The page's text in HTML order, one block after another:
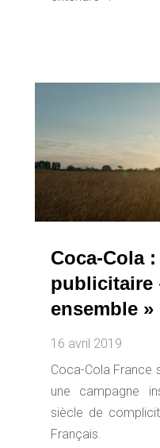
Coca-Cola
publicitaire
ensemble »
16 avril 2019
Coca-Cola France
une campagne
siècle de
Français.